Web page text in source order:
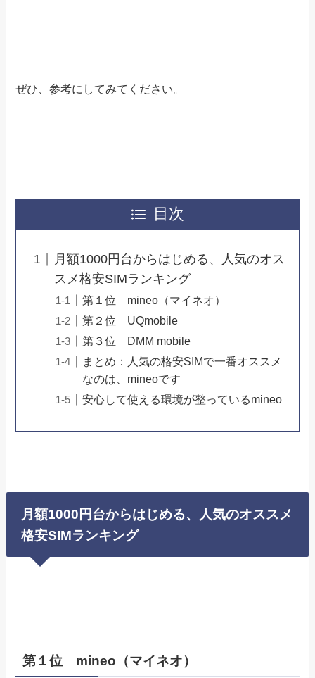
ぜひ、参考にしてみてください。
目次
月額1000円台からはじめる、人気のオス
スメ格安SIMランキング
第１位 mineo（マイネオ）
第２位 UQmobile
第３位 DMM mobile
まとめ：人気の格安SIMで一番オススメ
なのは、mineoです
安心して使える環境が整っているmineo
月額1000円台からはじめる、人気のオススメ
格安SIMランキング
第１位 mineo（マイネオ）